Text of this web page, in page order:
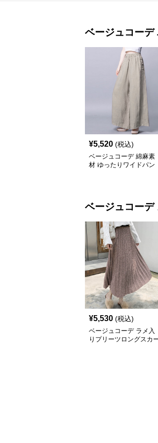
ベージュコーデ
¥5,520 (税込)
ベージュコーデ 綿麻素
材 ゆったりワイドパン
ベージュコーデ
¥5,530 (税込)
ベージュコーデ ラメ入
りプリーツロングスカ